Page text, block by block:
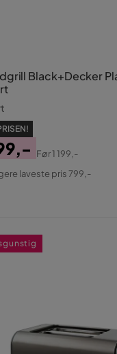
Black+Decker
Før1 199,-
laveste pris 799,-